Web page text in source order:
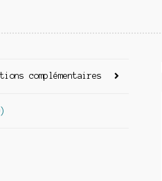
complémentaires